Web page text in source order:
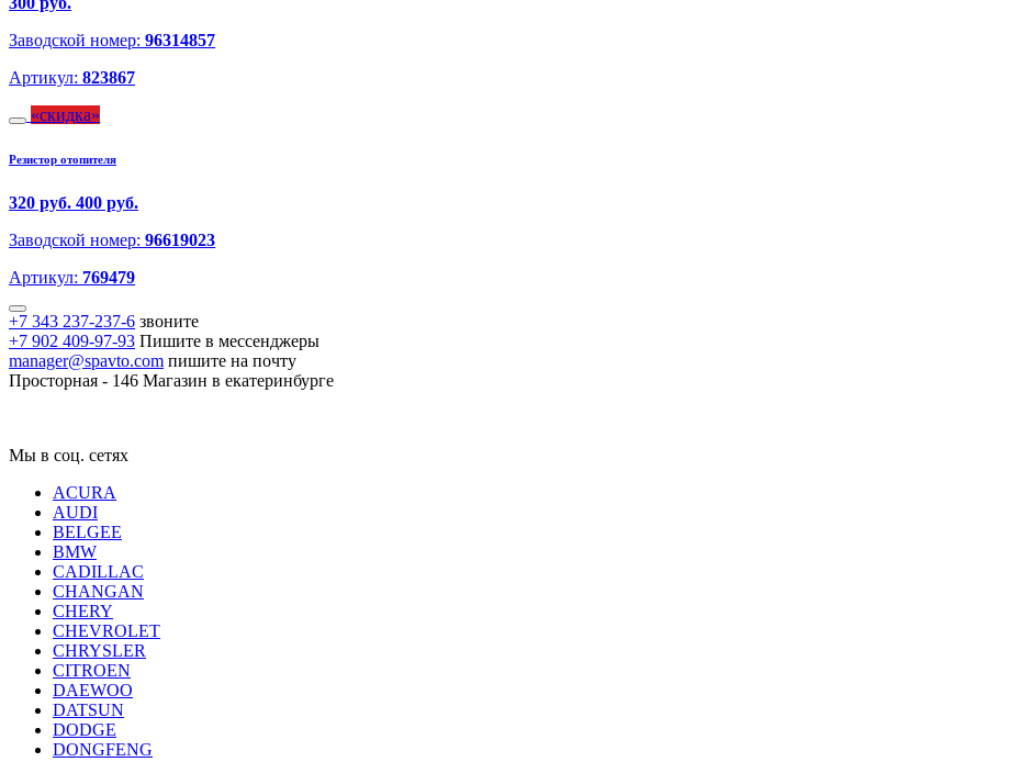
Заводской номер: 96314857
Артикул: 823867
скидка
Резистор отопителя
320 руб. 400 руб.
Заводской номер: 96619023
Артикул: 769479
+7 343 237-237-6 звоните
+7 902 409-97-93 Пишите в мессенджеры
manager@spavto.com пишите на почту
Просторная - 146 Магазин в екатеринбурге
Мы в соц. сетях
ACURA
AUDI
BELGEE
BMW
CADILLAC
CHANGAN
CHERY
CHEVROLET
CHRYSLER
CITROEN
DAEWOO
DATSUN
DODGE
DONGFENG